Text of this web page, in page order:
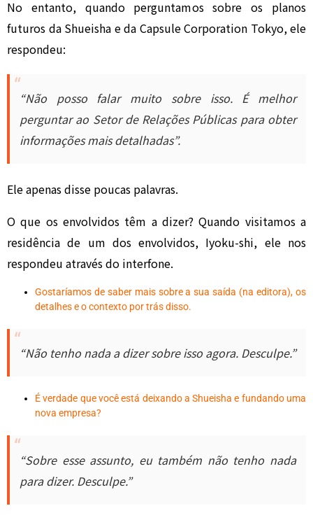
No entanto, quando perguntamos sobre os planos
futuros da Shueisha e da Capsule Corporation Tokyo, ele
respondeu:
“Não posso falar muito sobre isso. É melhor
perguntar ao Setor de Relações Públicas para obter
informações mais detalhadas”.
Ele apenas disse poucas palavras.
O que os envolvidos têm a dizer? Quando visitamos a
residência de um dos envolvidos, Iyoku-shi, ele nos
respondeu através do interfone.
Gostaríamos de saber mais sobre a sua saída (na editora), os
detalhes e o contexto por trás disso.
“Não tenho nada a dizer sobre isso agora. Desculpe.”
É verdade que você está deixando a Shueisha e fundando uma
nova empresa?
“Sobre esse assunto, eu também não tenho nada
para dizer. Desculpe.”